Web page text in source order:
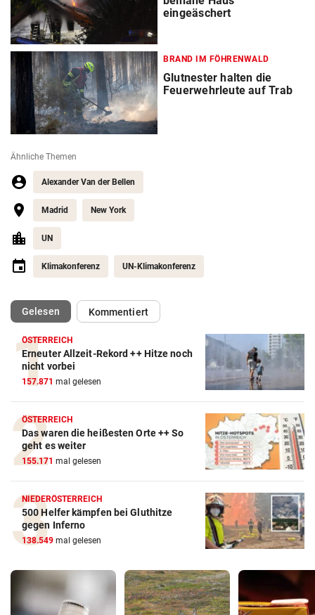
eingeäschert
BRAND IM FÖHRENWALD
Glutnester halten die
Feuerwehrleute auf Trab
Ähnliche Themen
Alexander Van der Bellen
Madrid New York
UN
Klimakonferenz UN-Klimakonferenz
Gelesen(ausgewählt)Kommentiert
ÖSTERREICH
Erneuter Allzeit-Rekord ++ Hitze noch
nicht vorbei
157.871 mal gelesen
ÖSTERREICH
Das waren die heißesten Orte ++ So
geht es weiter
155.171 mal gelesen
NIEDERÖSTERREICH
500 Helfer kämpfen bei Gluthitze
gegen Inferno
138.549 mal gelesen